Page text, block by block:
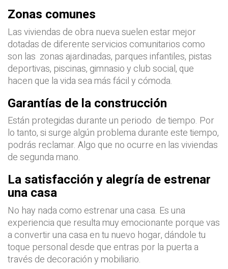
Zonas comunes
Las viviendas de obra nueva suelen estar mejor
dotadas de diferente servicios comunitarios como
son las zonas ajardinadas, parques infantiles, pistas
deportivas, piscinas, gimnasio y club social, que
hacen que la vida sea más fácil y cómoda.
Garantías de la construcción
Están protegidas durante un periodo de tiempo. Por
lo tanto, si surge algún problema durante este tiempo,
podrás reclamar. Algo que no ocurre en las viviendas
de segunda mano.
La satisfacción y alegría de estrenar
una casa
No hay nada como estrenar una casa. Es una
experiencia que resulta muy emocionante porque vas
a convertir una casa en tu nuevo hogar, dándole tu
toque personal desde que entras por la puerta a
través de decoración y mobiliario.